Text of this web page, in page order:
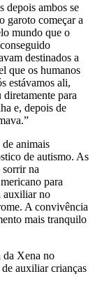
depois ambos se
garoto começar a
mundo que o
destinados a
que os humanos
estávamos ali,
para
e, depois de
animais
de autismo. As
sorrir na
para
auxiliar no
A convivência
mais tranquilo
da Xena no
auxiliar crianças